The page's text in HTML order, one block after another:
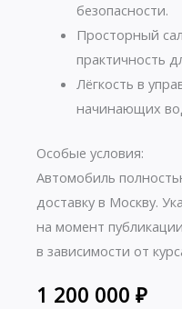
безопасности.
Просторный
практичность
Лёгкость в
начинающих
Особые условия:
Автомобиль
доставку в Москву.
на момент
в зависимости от
1 200 000 ₽